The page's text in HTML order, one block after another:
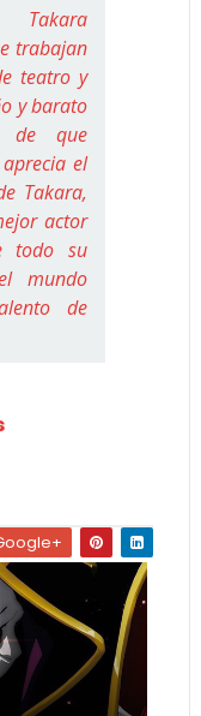
Takara
trabajan
teatro y
y barato
de que
el
Takara,
actor
todo su
mundo
de